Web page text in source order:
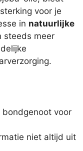
voor je
in natuurlijke
steeds meer
bondgenoot voor
niet altijd uit